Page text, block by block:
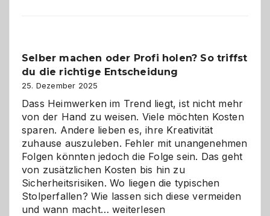
Herausforderungen
und
Zukunft
Selber machen oder Profi holen? So triffst
du die richtige Entscheidung
25. Dezember 2025
Dass Heimwerken im Trend liegt, ist nicht mehr
von der Hand zu weisen. Viele möchten Kosten
sparen. Andere lieben es, ihre Kreativität
zuhause auszuleben. Fehler mit unangenehmen
Folgen könnten jedoch die Folge sein. Das geht
von zusätzlichen Kosten bis hin zu
Sicherheitsrisiken. Wo liegen die typischen
Stolperfallen? Wie lassen sich diese vermeiden
und wann macht…Selber
weiterlesen